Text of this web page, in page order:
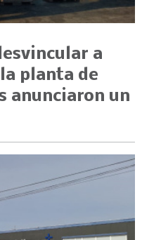
a
planta de
anunciaron un